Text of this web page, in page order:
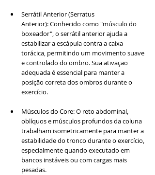
Serrátil Anterior (Serratus
Anterior): Conhecido como "músculo do
boxeador", o serrátil anterior ajuda a
estabilizar a escápula contra a caixa
torácica, permitindo um movimento suave
e controlado do ombro. Sua ativação
adequada é essencial para manter a
posição correta dos ombros durante o
exercício.
Músculos do Core: O reto abdominal,
oblíquos e músculos profundos da coluna
trabalham isometricamente para manter a
estabilidade do tronco durante o exercício,
especialmente quando executado em
bancos instáveis ou com cargas mais
pesadas.